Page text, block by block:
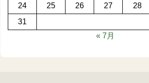
24
25 26 27 28
31
« 7月